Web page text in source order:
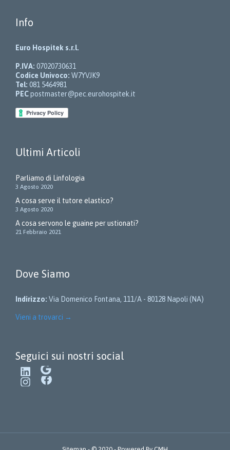
Info
Euro Hospitek s.r.l.
P.IVA: 07020730631
Codice Univoco: W7YVJK9
Tel: 081 5464981
PECpostmaster@pec.eurohospitek.it
Ultimi Articoli
Parliamo di Linfologia
3 Agosto 2020
A cosa serve il tutore elastico?
3 Agosto 2020
A cosa servono le guaine per ustionati?
21 Febbraio 2021
Dove Siamo
Indirizzo: Via Domenico Fontana, 111/A - 80128 Napoli (NA)
Vieni a trovarci →
Seguici sui nostri social
LinkedIn Google
InstagramFacebook